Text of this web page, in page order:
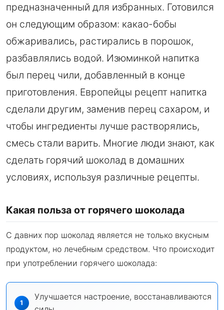
предназначенный для избранных. Готовился
он следующим образом: какао-бобы
обжаривались, растирались в порошок,
разбавлялись водой. Изюминкой напитка
был перец чили, добавленный в конце
приготовления. Европейцы рецепт напитка
сделали другим, заменив перец сахаром, и
чтобы ингредиенты лучше растворялись,
смесь стали варить. Многие люди знают, как
сделать горячий шоколад в домашних
условиях, используя различные рецепты.
Какая польза от горячего шоколада
С давних пор шоколад является не только вкусным
продуктом, но лечебным средством. Что происходит
при употреблении горячего шоколада:
Улучшается настроение, восстанавливаются